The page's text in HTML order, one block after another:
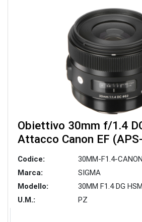
Obiettivo 30mm f/1.4
Attacco Canon EF
Codice:
30MM-F1.4-CANON
Marca:
SIGMA
Modello:
30MM F1.4 DG
U.M.:
PZ